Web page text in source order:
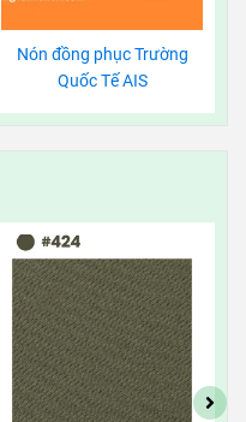
Nón đồng phục Trường
Quốc Tế AIS